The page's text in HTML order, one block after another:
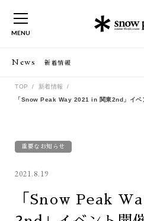
MENU
News 新着情報
TOP
新着情報
「Snow Peak Way 2021 in 関東2nd」イベ
重要なお知らせ
2021.8.19
「Snow Peak